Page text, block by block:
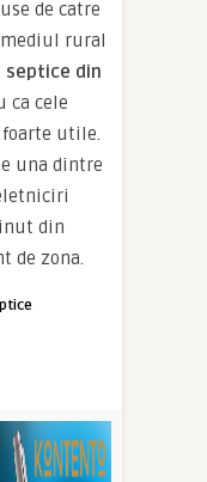
de catre
rural
septice din
ca cele
utile.
una dintre
din
de zona.